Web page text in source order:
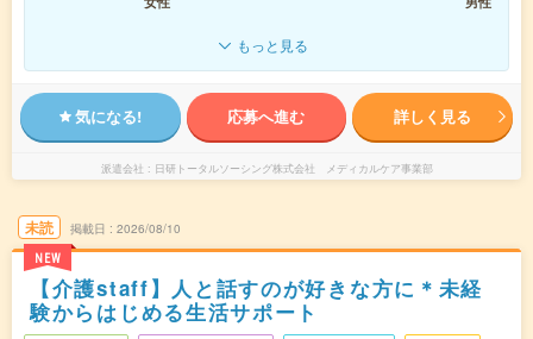
もっと見る
気になる! 応募へ進む 詳しく見る
派遣会社 日研トータルソーシング株式会社 メディカルケア事業部
未読
NEW
掲載日 2026/08/10
【介護staff】人と話すのが好きな方に＊未経
験からはじめる生活サポート